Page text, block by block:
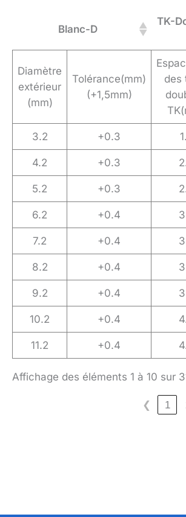
Blanc-D
TK-
Diamètre
extérieur
(mm)
Tolérance(mm)
(+1,5mm)
des
3.2 +0.3
4.2 +0.3
5.2 +0.3
6.2 +0.4
7.2 +0.4
8.2 +0.4
9.2 +0.4
10.2 +0.4
11.2 +0.4
Affichage des éléments 1 à 10 sur
❮ 1